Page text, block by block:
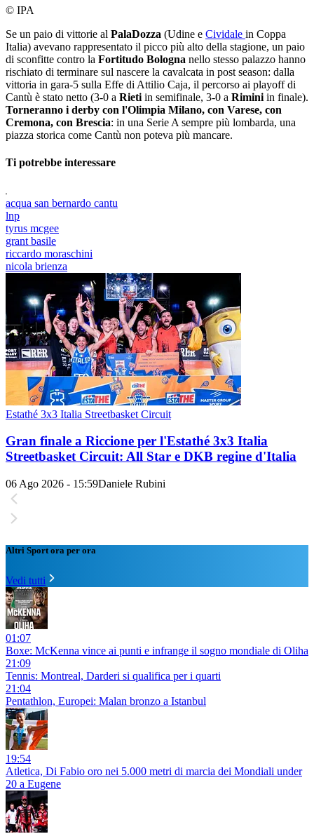
© IPA
Se un paio di vittorie al PalaDozza (Udine e Cividale in Coppa
Italia) avevano rappresentato il picco più alto della stagione, un paio
di sconfitte contro la Fortitudo Bologna nello stesso palazzo hanno
rischiato di terminare sul nascere la cavalcata in post season: dalla
vittoria in gara-5 sulla Effe di Attilio Caja, il percorso ai playoff di
Cantù è stato netto (3-0 a Rieti in semifinale, 3-0 a Rimini in finale).
Torneranno i derby con l'Olimpia Milano, con Varese, con
Cremona, con Brescia: in una Serie A sempre più lombarda, una
piazza storica come Cantù non poteva più mancare.
Ti potrebbe interessare
acqua san bernardo cantu
lnp
tyrus mcgee
grant basile
riccardo moraschini
nicola brienza
Estathé 3x3 Italia Streetbasket Circuit
Gran finale a Riccione per l'Estathé 3x3 Italia
Streetbasket Circuit: All Star e DKB regine d'Italia
06 Ago 2026 - 15:59Daniele Rubini
Altri Sport ora per ora
Vedi tutti
01:07
Boxe: McKenna vince ai punti e infrange il sogno mondiale di Oliha
21:09
Tennis: Montreal, Darderi si qualifica per i quarti
21:04
Pentathlon, Europei: Malan bronzo a Istanbul
19:54
Atletica, Di Fabio oro nei 5.000 metri di marcia dei Mondiali under
20 a Eugene